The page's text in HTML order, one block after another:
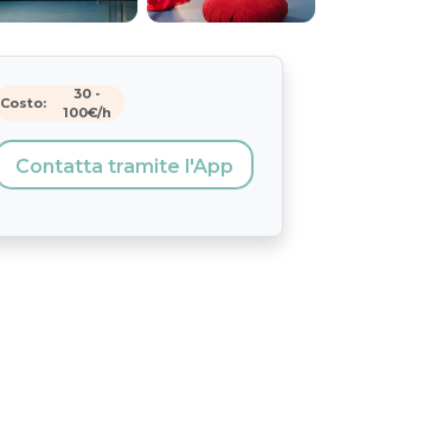
Costo:
30-
100€/h
Contatta tramite l'App